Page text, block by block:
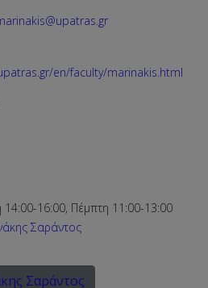
en/faculty/marinakis.html
14:00-16:00, Πέμπτη 11:00-13:00
Σαράντος
Σαράντος